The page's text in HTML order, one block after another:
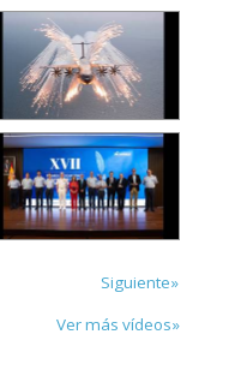
Siguiente»
Ver más vídeos»